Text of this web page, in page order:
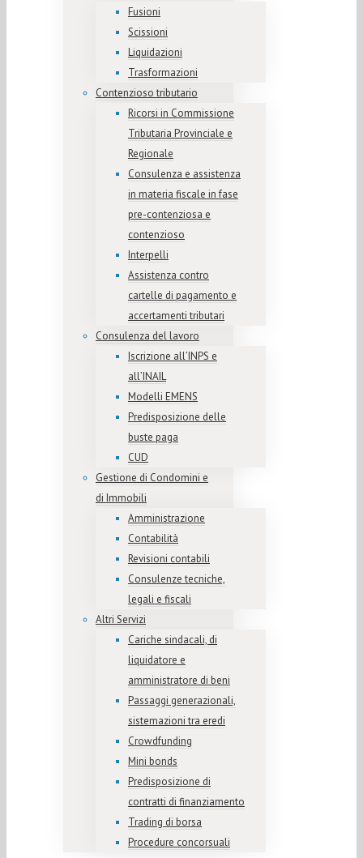
Fusioni
Scissioni
Liquidazioni
Trasformazioni
Contenzioso tributario
Ricorsi in Commissione
Tributaria Provinciale e
Regionale
Consulenza e assistenza
in materia fiscale in fase
pre-contenziosa e
contenzioso
Interpelli
Assistenza contro
cartelle di pagamento e
accertamenti tributari
Consulenza del lavoro
Iscrizione all’INPS e
all’INAIL
Modelli EMENS
Predisposizione delle
buste paga
CUD
Gestione di Condomini e
di Immobili
Amministrazione
Contabilità
Revisioni contabili
Consulenze tecniche,
legali e fiscali
Altri Servizi
Cariche sindacali, di
liquidatore e
amministratore di beni
Passaggi generazionali,
sistemazioni tra eredi
Crowdfunding
Mini bonds
Predisposizione di
contratti di finanziamento
Trading di borsa
Procedure concorsuali